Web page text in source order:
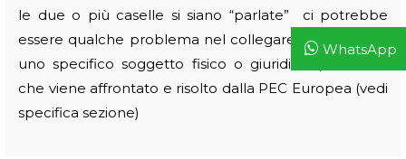
le due o più caselle si siano “parlate” ci potrebbe
essere qualche problema nel collegare le caselle ad
uno specifico soggetto fisico o giuridico; problema
che viene affrontato e risolto dalla PEC Europea (vedi
specifica sezione)
WhatsApp